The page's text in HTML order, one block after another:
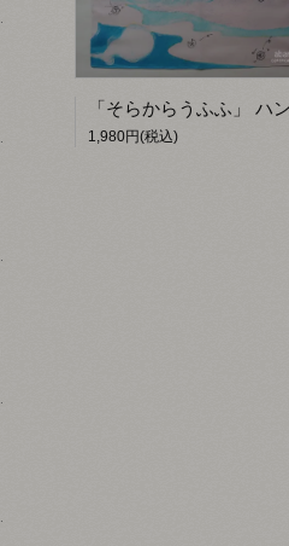
1,980円(税込)